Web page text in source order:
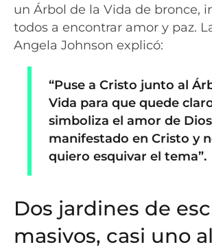
un Árbol de la Vida de bronce,
todos a encontrar amor y paz.
Angela Johnson explicó:
“Puse a Cristo junto al
Vida para que quede
simboliza el amor de Dios
manifestado en Cristo y
quiero esquivar el tema”.
Dos jardines de
masivos, casi uno